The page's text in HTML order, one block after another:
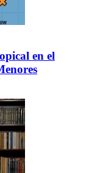
en el